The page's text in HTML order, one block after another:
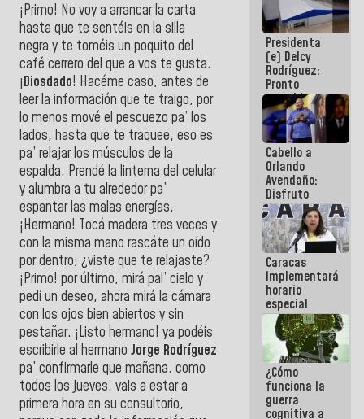
¡Primo! No voy a arrancar la carta
hasta que te sentéis en la silla
negra y te toméis un poquito del
café cerrero del que a vos te gusta.
¡Diosdado! Hacéme caso, antes de
leer la información que te traigo, por
lo menos mové el pescuezo pa’ los
lados, hasta que te traquee, eso es
pa’ relajar los músculos de la
espalda. Prendé la linterna del celular
y alumbra a tu alrededor pa’
espantar las malas energías.
¡Hermano! Tocá madera tres veces y
con la misma mano rascáte un oído
por dentro; ¿viste que te relajaste?
¡Primo! por último, mirá pal’ cielo y
pedí un deseo, ahora mirá la cámara
con los ojos bien abiertos y sin
pestañar. ¡Listo hermano! ya podéis
escribirle al hermano Jorge Rodríguez
pa’ confirmarle que mañana, como
todos los jueves, vais a estar a
primera hora en su consultorio,
Presidenta
(e) Delcy
Rodríguez:
Pronto
restableceremos
las
operaciones
en el
Aeropuerto
Internacional
de
Maiquetía
Cabello a
Orlando
Avendaño:
Disfruto
cada vez
que escribes
porque lo
que haces
es
embarrarla
Caracas
implementará
horario
especial
para
adaptarse
al plan de
ahorro
energético
¿Cómo
funciona la
guerra
cognitiva a